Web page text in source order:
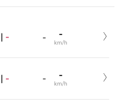
| - - -
km/h
| - - -
km/h